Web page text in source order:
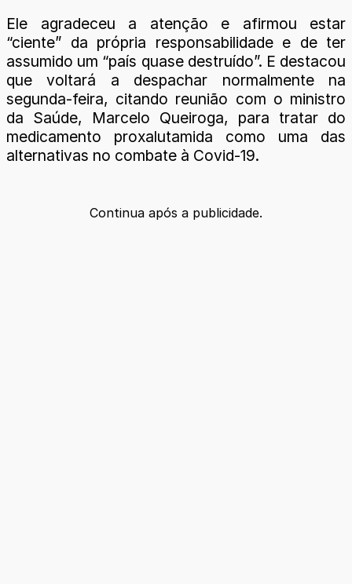
Ele agradeceu a atenção e afirmou estar
“ciente” da própria responsabilidade e de ter
assumido um “país quase destruído”. E destacou
que voltará a despachar normalmente na
segunda-feira, citando reunião com o ministro
da Saúde, Marcelo Queiroga, para tratar do
medicamento proxalutamida como uma das
alternativas no combate à Covid-19.
Continua após a publicidade.